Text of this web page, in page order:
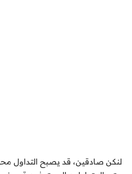
لنكن صادقين، قد يصبح التداول